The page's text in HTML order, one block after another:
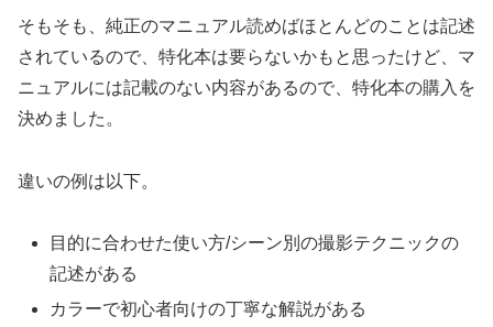
そもそも、純正のマニュアル読めばほとんどのことは記述
されているので、特化本は要らないかもと思ったけど、マ
ニュアルには記載のない内容があるので、特化本の購入を
決めました。
違いの例は以下。
目的に合わせた使い方/シーン別の撮影テクニックの
記述がある
カラーで初心者向けの丁寧な解説がある